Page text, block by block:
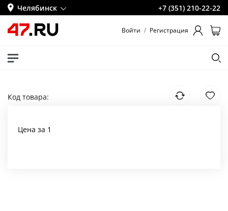
Челябинск +7 (351) 210-22-22
Войти / Регистрация
Код товара:
Цена за 1